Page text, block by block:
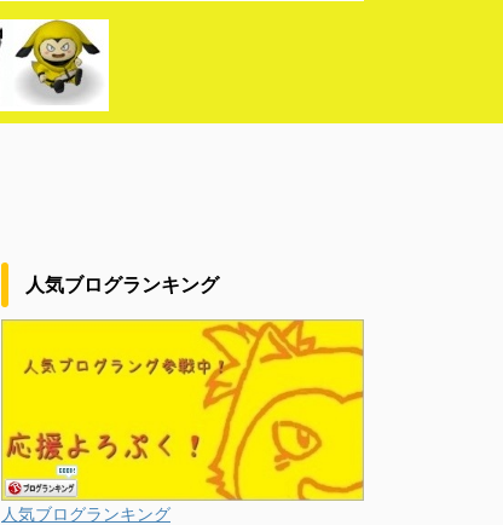
人気ブログランキング
人気ブログランキング